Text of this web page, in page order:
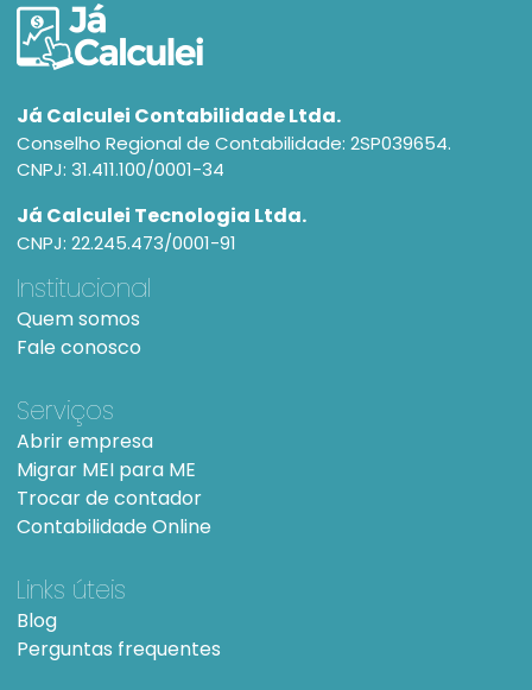
Já Calculei Contabilidade Ltda.
Conselho Regional de Contabilidade: 2SP039654.
CNPJ: 31.411.100/0001-34
Já Calculei Tecnologia Ltda.
CNPJ: 22.245.473/0001-91
Institucional
Quem somos
Fale conosco
Serviços
Abrir empresa
Migrar MEI para ME
Trocar de contador
Contabilidade Online
Links úteis
Blog
Perguntas frequentes